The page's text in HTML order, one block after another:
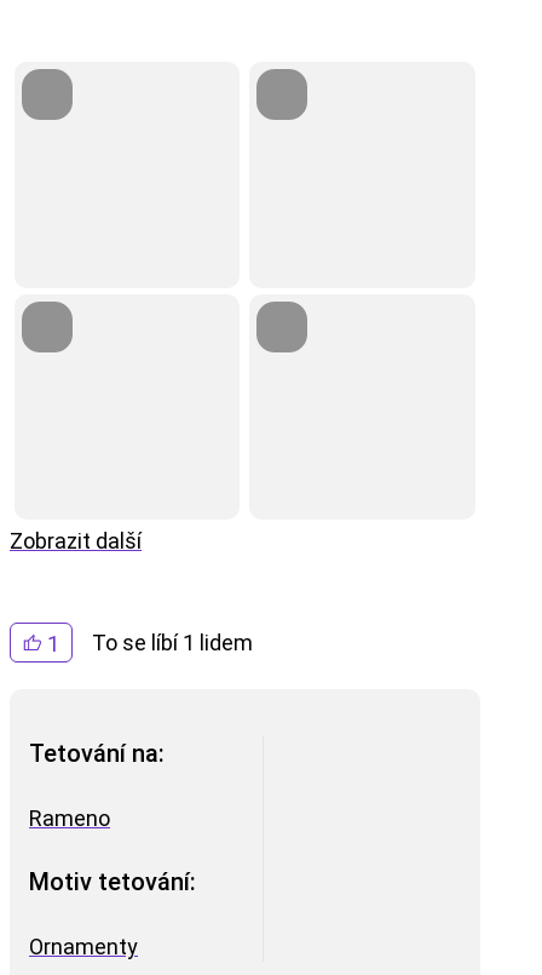
1 To se líbí 1 lidem
Tetování na:
Rameno
Motiv tetování:
Ornamenty
Zobrazit další